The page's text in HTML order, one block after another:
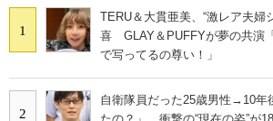
1
TERU＆大貫亜美、“激レア夫婦
喜 GLAY＆PUFFYが夢の共演
で写ってるの尊い！」
2
自衛隊員だった25歳男性→10